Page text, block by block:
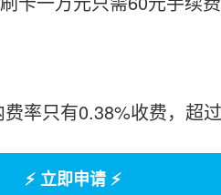
率只有0.38%收费，超过
⚡ 立即申请 ⚡